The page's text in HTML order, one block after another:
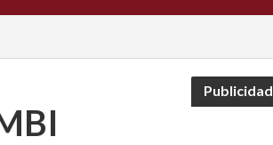
Publicidad